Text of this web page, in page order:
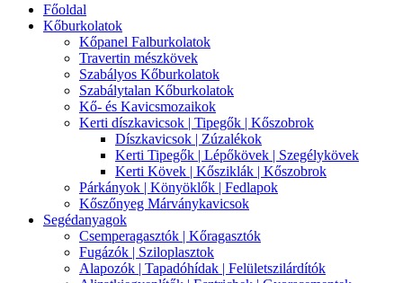
Főoldal
Kőburkolatok
Kőpanel Falburkolatok
Travertin mészkövek
Szabályos Kőburkolatok
Szabálytalan Kőburkolatok
Kő- és Kavicsmozaikok
Kerti díszkavicsok | Tipegők | Kőszobrok
Díszkavicsok | Zúzalékok
Kerti Tipegők | Lépőkövek | Szegélykövek
Kerti Kövek | Kősziklák | Kőszobrok
Párkányok | Könyöklők | Fedlapok
Kőszőnyeg Márványkavicsok
Segédanyagok
Csemperagasztók | Kőragasztók
Fugázók | Sziloplasztok
Alapozók | Tapadóhídak | Felületszilárdítók